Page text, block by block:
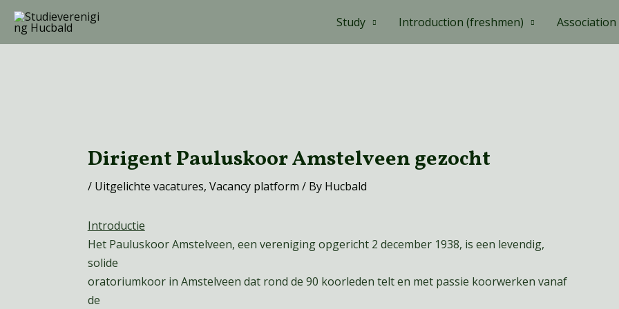
Skip
content
Study Introduction (freshmen) Association
Dirigent Pauluskoor Amstelveen gezocht
/ Uitgelichte vacatures, Vacancy platform / By Hucbald
Introductie
Het Pauluskoor Amstelveen, een vereniging opgericht 2 december 1938, is een levendig,
solide
oratoriumkoor in Amstelveen dat rond de 90 koorleden telt en met passie koorwerken vanaf
de